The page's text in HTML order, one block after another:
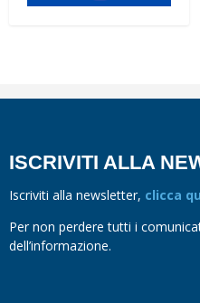
ISCRIVITI ALLA
Iscriviti alla newsletter, clicca
Per non perdere tutti i
dell’informazione.